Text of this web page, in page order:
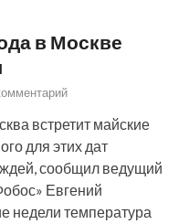
в Москве
встретит майские
для этих дат
сообщил ведущий
Евгений
недели температура